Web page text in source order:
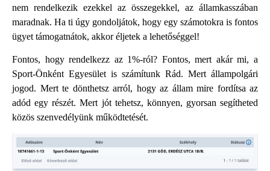
nem rendelkezik ezekkel az összegekkel, az államkasszában
maradnak. Ha ti úgy gondoljátok, hogy egy számotokra is fontos
ügyet támogatnátok, akkor éljetek a lehetőséggel!
Fontos, hogy rendelkezz az 1%-ról? Fontos, mert akár mi, a
Sport-Önként Egyesület is számítunk Rád. Mert állampolgári
jogod. Mert te dönthetsz arról, hogy az állam mire fordítsa az
adód egy részét. Mert jót tehetsz, könnyen, gyorsan segítheted
közös szenvedélyünk működtetését.